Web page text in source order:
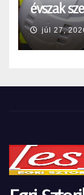
évszak
júl 27,